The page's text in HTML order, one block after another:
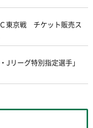
東京戦 チケット販売ス
Jリーグ特別指定選手」